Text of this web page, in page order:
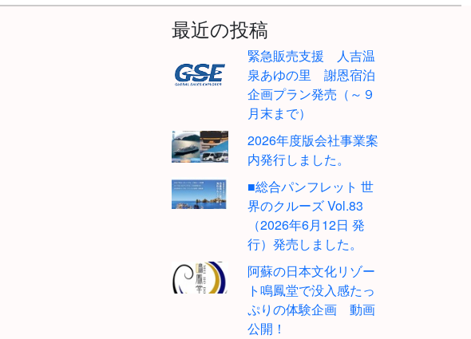
最近の投稿
緊急販売支援 人吉温
泉あゆの里 謝恩宿泊
企画プラン発売（～９
月末まで）
2026年度版会社事業案
内発行しました。
■総合パンフレット 世
界のクルーズ Vol.83
（2026年6月12日 発
行）発売しました。
阿蘇の日本文化リゾー
ト鳴鳳堂で没入感たっ
ぷりの体験企画 動画
公開！